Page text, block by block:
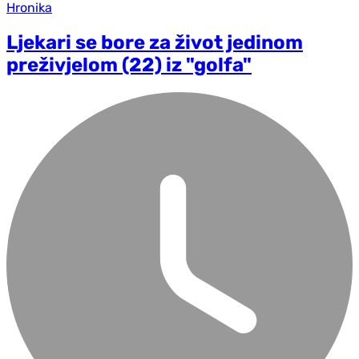
Hronika
Ljekari se bore za život jedinom
preživjelom (22) iz "golfa"